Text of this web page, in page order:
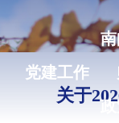
党建工作
关于